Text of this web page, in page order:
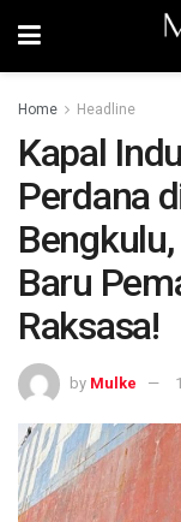
Home Headline
Kapal
Perdana
Baru
Raksasa!
by Mulke